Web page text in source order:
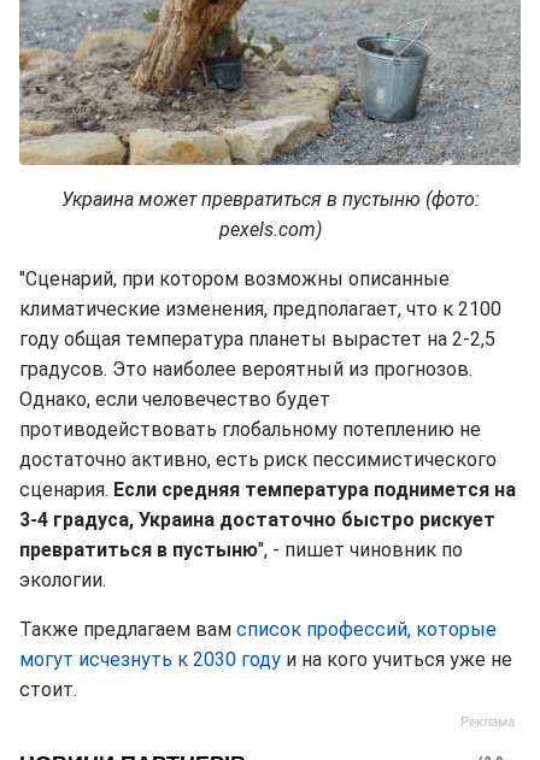
Украина может превратиться в пустыню (фото:
pexels.com)
"Сценарий, при котором возможны описанные
климатические изменения, предполагает, что к 2100
году общая температура планеты вырастет на 2-2,5
градусов. Это наиболее вероятный из прогнозов.
Однако, если человечество будет
противодействовать глобальному потеплению не
достаточно активно, есть риск пессимистического
сценария. Если средняя температура поднимется на
3-4 градуса, Украина достаточно быстро рискует
превратиться в пустыню", - пишет чиновник по
экологии.
Также предлагаем вам список профессий, которые
могут исчезнуть к 2030 году и на кого учиться уже не
стоит.